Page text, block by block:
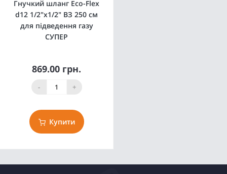
Гнучкий шланг Eco-Flex
d12 1/2"х1/2" ВЗ 250 см
для підведення газу
СУПЕР
869.00 грн.
- +
Купити